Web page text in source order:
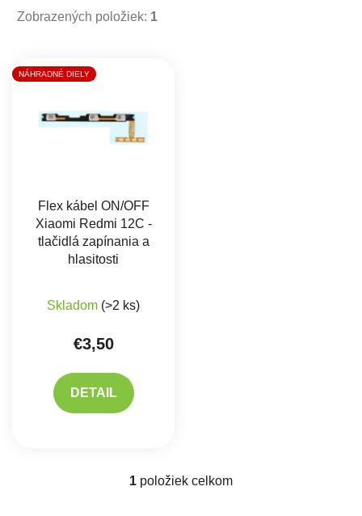
Zobrazených položiek: 1
Výpis produktov
NÁHRADNÉ DIELY
Flex kábel ON/OFF
Xiaomi Redmi 12C -
tlačidlá zapínania a
hlasitosti
Skladom (>2 ks)
€3,50
DETAIL
Ovládacie prvky výpisu
1 položiek celkom